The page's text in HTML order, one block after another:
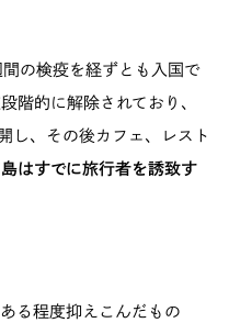
の検疫を経ずとも入国で
階的に解除されており、
し、その後カフェ、レスト
はすでに旅行者を誘致す
る程度抑えこんだもの